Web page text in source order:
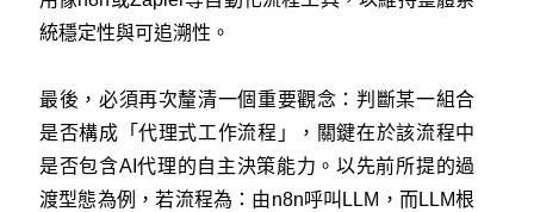
統穩定性與可追溯性。
最後，必須再次釐清一個重要觀念：判斷某一組合
是否構成「代理式工作流程」，關鍵在於該流程中
是否包含AI代理的自主決策能力。以先前所提的過
渡型態為例，若流程為：由n8n呼叫LLM，而LLM根